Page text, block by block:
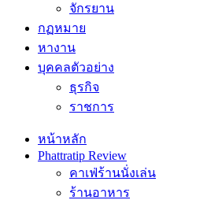
จักรยาน
กฏหมาย
หางาน
บุคคลตัวอย่าง
ธุรกิจ
ราชการ
หน้าหลัก
Phattratip Review
คาเฟ่ร้านนั่งเล่น
ร้านอาหาร